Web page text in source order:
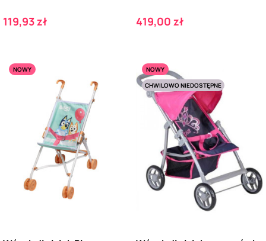
Cena
119,93 zł Cena
419,00 zł
NOWY
NOWY
CHWILOWO NIEDOSTĘPNE